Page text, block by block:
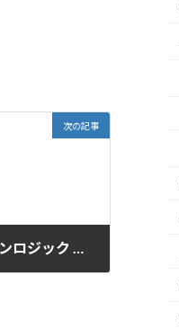
次の記事
アフィリエイトにも最適なゼンロジック Zenlogicクラウド型レンタルサーバーのポイント